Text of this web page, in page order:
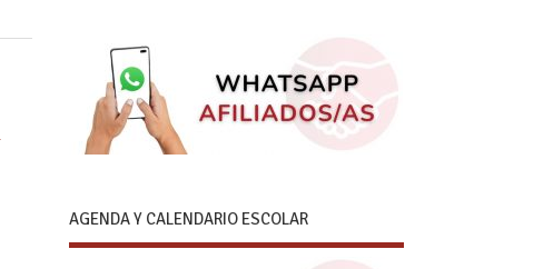
AGENDA Y CALENDARIO ESCOLAR